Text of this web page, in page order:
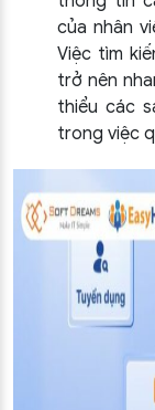
của nhân
Việc tìm
trở nên
thiểu các
trong việc